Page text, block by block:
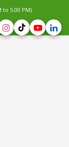
to 5.00 PM)